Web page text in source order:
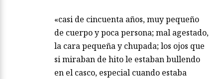
«casi de cincuenta años, muy pequeño
de cuerpo y poca persona; mal agestado,
la cara pequeña y chupada; los ojos que
si miraban de hito le estaban bullendo
en el casco, especial cuando estaba